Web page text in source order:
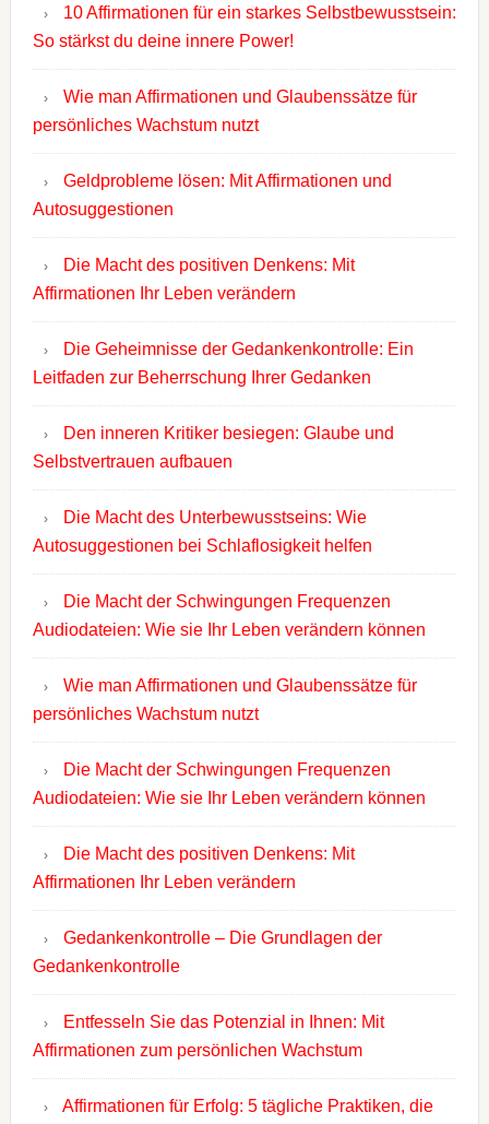
10 Affirmationen für ein starkes Selbstbewusstsein:
So stärkst du deine innere Power!
Wie man Affirmationen und Glaubenssätze für
persönliches Wachstum nutzt
Geldprobleme lösen: Mit Affirmationen und
Autosuggestionen
Die Macht des positiven Denkens: Mit
Affirmationen Ihr Leben verändern
Die Geheimnisse der Gedankenkontrolle: Ein
Leitfaden zur Beherrschung Ihrer Gedanken
Den inneren Kritiker besiegen: Glaube und
Selbstvertrauen aufbauen
Die Macht des Unterbewusstseins: Wie
Autosuggestionen bei Schlaflosigkeit helfen
Die Macht der Schwingungen Frequenzen
Audiodateien: Wie sie Ihr Leben verändern können
Wie man Affirmationen und Glaubenssätze für
persönliches Wachstum nutzt
Die Macht der Schwingungen Frequenzen
Audiodateien: Wie sie Ihr Leben verändern können
Die Macht des positiven Denkens: Mit
Affirmationen Ihr Leben verändern
Gedankenkontrolle – Die Grundlagen der
Gedankenkontrolle
Entfesseln Sie das Potenzial in Ihnen: Mit
Affirmationen zum persönlichen Wachstum
Affirmationen für Erfolg: 5 tägliche Praktiken, die